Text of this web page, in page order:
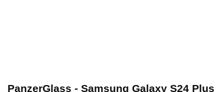
PanzerGlass - Samsung Galaxy S24 Plus